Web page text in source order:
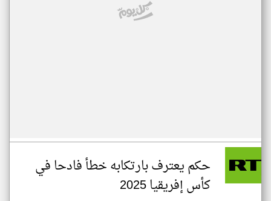
حكم يعترف بارتكابه خطأ فادحا في
كأس إفريقيا 2025